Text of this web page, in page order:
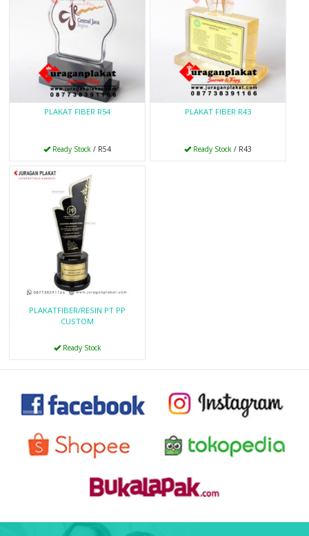
PLAKAT FIBER R54
Ready Stock / R54
PLAKAT FIBER R43
Ready Stock / R43
PLAKATFIBER/RESIN PT PP
CUSTOM
Ready Stock